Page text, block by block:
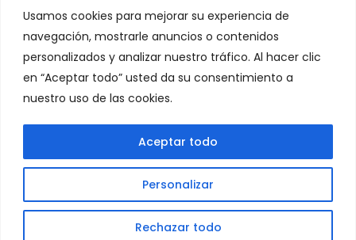
Usamos cookies para mejorar su experiencia de
navegación, mostrarle anuncios o contenidos
personalizados y analizar nuestro tráfico. Al hacer clic
en “Aceptar todo” usted da su consentimiento a
nuestro uso de las cookies.
Personalizar
Rechazar todo
Aceptar todo
Categoría:
© 2026 - Human Consulting Strategy. Todos los derechos
reservados | Desarrollado por